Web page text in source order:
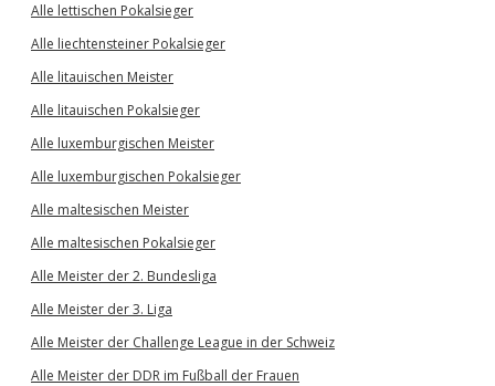
Alle lettischen Pokalsieger
Alle liechtensteiner Pokalsieger
Alle litauischen Meister
Alle litauischen Pokalsieger
Alle luxemburgischen Meister
Alle luxemburgischen Pokalsieger
Alle maltesischen Meister
Alle maltesischen Pokalsieger
Alle Meister der 2. Bundesliga
Alle Meister der 3. Liga
Alle Meister der Challenge League in der Schweiz
Alle Meister der DDR im Fußball der Frauen